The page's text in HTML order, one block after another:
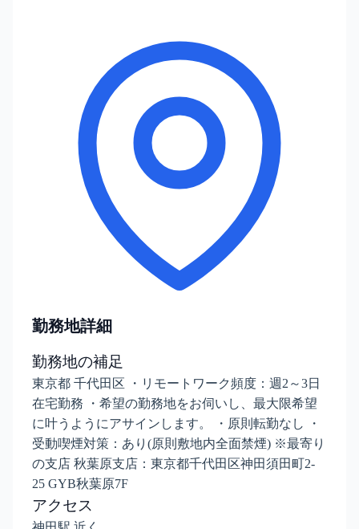
勤務地詳細
勤務地の補足
東京都 千代田区 ・リモートワーク頻度：週2～3日
在宅勤務 ・希望の勤務地をお伺いし、最大限希望
に叶うようにアサインします。 ・原則転勤なし ・
受動喫煙対策：あり(原則敷地内全面禁煙) ※最寄り
の支店 秋葉原支店：東京都千代田区神田須田町2-
25 GYB秋葉原7F
アクセス